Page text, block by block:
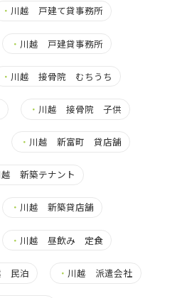
・ 川越 戸建て貸事務所
・ 川越 戸建貸事務所
・ 川越 接骨院 むちうち
・ 川越 接骨院 子供
・ 川越 新富町 貸店舗
越 新築テナント
・ 川越 新築貸店舗
・ 川越 昼飲み 定食
民泊 ・ 川越 派遣会社